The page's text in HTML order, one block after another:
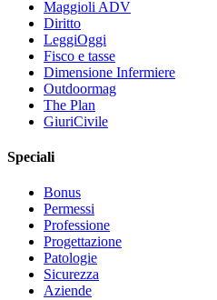
Maggioli ADV
Diritto
LeggiOggi
Fisco e tasse
Dimensione Infermiere
Outdoormag
The Plan
GiuriCivile
Speciali
Bonus
Permessi
Professione
Progettazione
Patologie
Sicurezza
Aziende